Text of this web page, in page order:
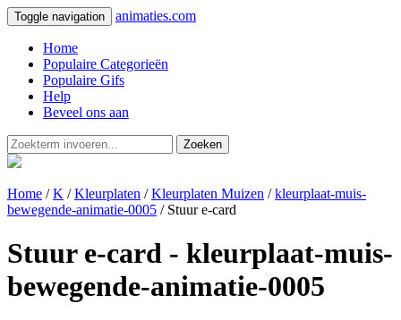
Toggle navigation animaties.com
Home
Populaire Categorieën
Populaire Gifs
Help
Beveel ons aan
Zoeken
Home /K /Kleurplaten /Kleurplaten Muizen /kleurplaat-muis-
bewegende-animatie-0005 / Stuur e-card
Stuur e-card - kleurplaat-muis-
bewegende-animatie-0005